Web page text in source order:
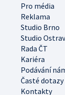
Pro média
Reklama
Studio Brno
Studio
Rada ČT
Kariéra
Podávání
Časté dotazy
Kontakty